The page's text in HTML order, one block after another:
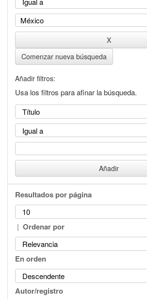
Comenzar nueva búsqueda
Añadir filtros:
Usa los filtros para afinar la búsqueda.
Resultados por página
| Ordenar por
En orden
Autor/registro